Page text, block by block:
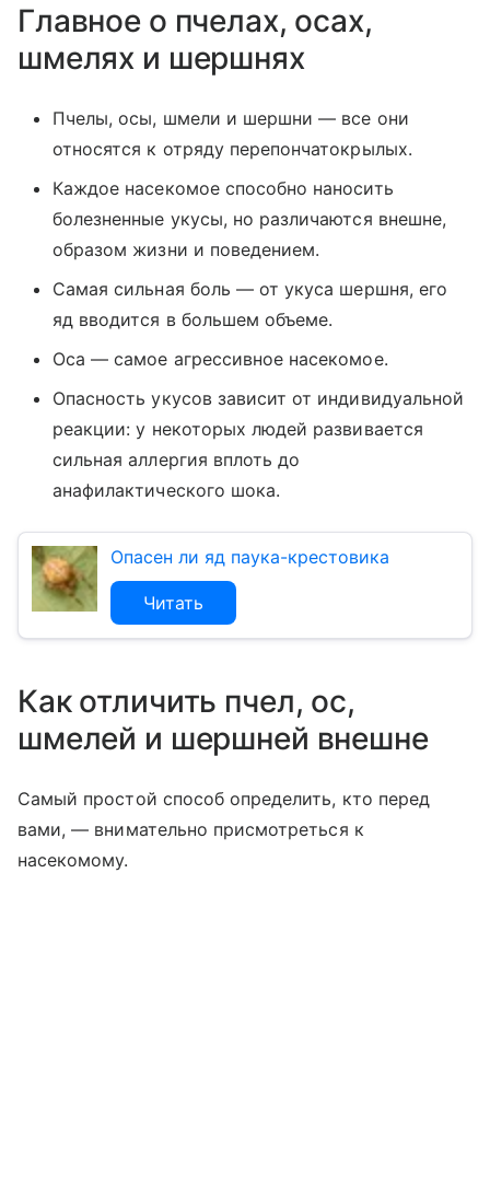
Главное о пчелах, осах,
шмелях и шершнях
Пчелы, осы, шмели и шершни — все они
относятся к отряду перепончатокрылых.
Каждое насекомое способно наносить
болезненные укусы, но различаются внешне,
образом жизни и поведением.
Самая сильная боль — от укуса шершня, его
яд вводится в большем объеме.
Оса — самое агрессивное насекомое.
Опасность укусов зависит от индивидуальной
реакции: у некоторых людей развивается
сильная аллергия вплоть до
анафилактического шока.
Опасен ли яд паука-крестовика
Читать
Как отличить пчел, ос,
шмелей и шершней внешне
Самый простой способ определить, кто перед
вами, — внимательно присмотреться к
насекомому.